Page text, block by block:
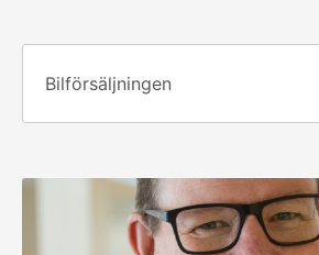
Bilförsäljningen